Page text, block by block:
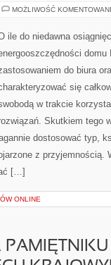
MOŻLIWOŚĆ
ile do niedawna
domu
do biura
się
w trakcie
Skutkiem tego
dostosować typ,
z przyjemnością.
[…]
ONLINE